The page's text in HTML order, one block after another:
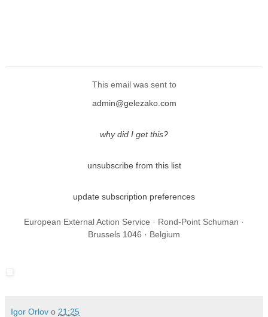
This email was sent to
admin@gelezako.com
why did I get this?
unsubscribe from this list
update subscription preferences
European External Action Service · Rond-Point Schuman ·
Brussels 1046 · Belgium
Igor Orlov о 21:25